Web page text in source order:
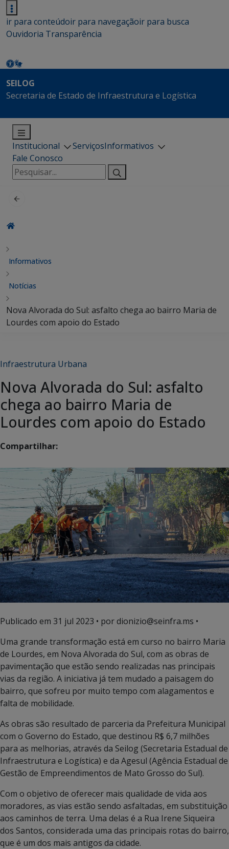
ir para conteúdoir para navegaçãoir para busca
Ouvidoria Transparência
SEILOG
Secretaria de Estado de Infraestrutura e Logística
Institucional ServiçosInformativos
Fale Conosco
Pesquisar
por:
Informativos
Notícias
Nova Alvorada do Sul: asfalto chega ao bairro Maria de
Lourdes com apoio do Estado
Infraestrutura Urbana
Nova Alvorada do Sul: asfalto
chega ao bairro Maria de
Lourdes com apoio do Estado
Compartilhar:
Publicado em 31 jul 2023 • por dionizio@seinfra.ms •
Uma grande transformação está em curso no bairro Maria
de Lourdes, em Nova Alvorada do Sul, com as obras de
pavimentação que estão sendo realizadas nas principais
vias da região. A iniciativa já tem mudado a paisagem do
bairro, que sofreu por muito tempo com alagamentos e
falta de mobilidade.
As obras são resultado de parceria da Prefeitura Municipal
com o Governo do Estado, que destinou R$ 6,7 milhões
para as melhorias, através da Seilog (Secretaria Estadual de
Infraestrutura e Logística) e da Agesul (Agência Estadual de
Gestão de Empreendimentos de Mato Grosso do Sul).
Com o objetivo de oferecer mais qualidade de vida aos
moradores, as vias estão sendo asfaltadas, em substituição
aos caminhos de terra. Uma delas é a Rua Irene Siqueira
dos Santos, considerada uma das principais rotas do bairro,
que é um dos mais antigos da cidade.